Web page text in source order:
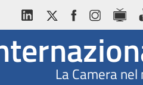
La Camera nel